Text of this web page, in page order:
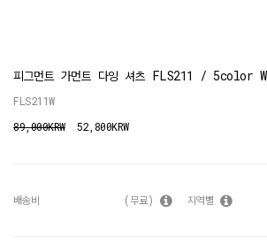
피그먼트 가먼트 다잉 셔츠 FLS211 / 5color W
FLS211W
89,000KRW
52,800KRW
배송비 (무료) 지역별